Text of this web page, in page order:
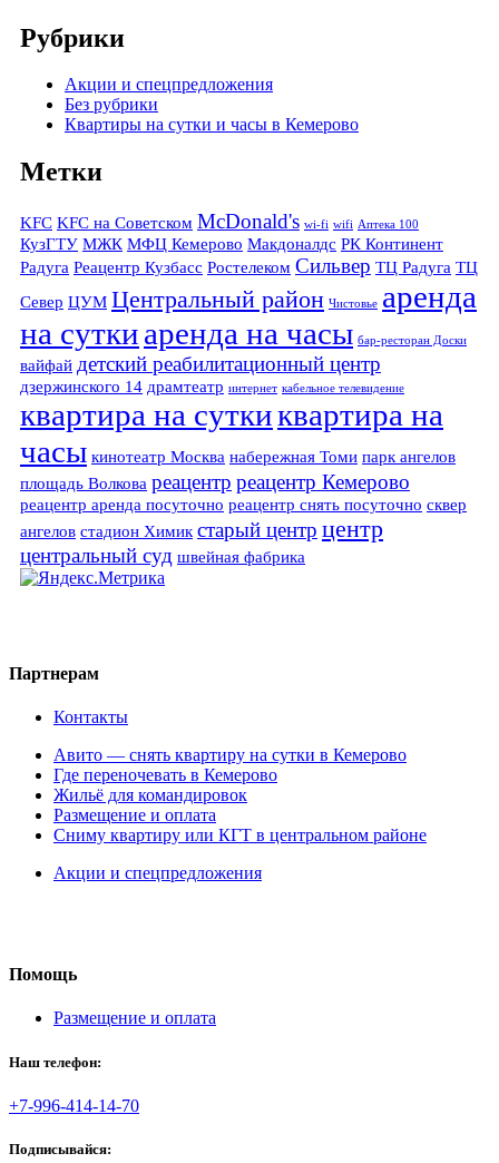
Рубрики
Акции и спецпредложения
Без рубрики
Квартиры на сутки и часы в Кемерово
Метки
KFC KFC на Советском McDonald's wi-fi wifi Аптека 100
КузГТУ МЖК МФЦ Кемерово Макдоналдс РК Континент
Радуга Реацентр Кузбасс Ростелеком Сильвер ТЦ Радуга ТЦ
Север ЦУМ Центральный район Чистовье аренда
на суткиаренда на часы бар-ресторан Доски
вайфай детский реабилитационный центр
дзержинского 14 драмтеатр интернет кабельное телевидение
квартира на суткиквартира на
часы кинотеатр Москва набережная Томи парк ангелов
площадь Волкова реацентр реацентр Кемерово
реацентр аренда посуточно реацентр снять посуточно сквер
ангелов стадион Химик старый центр центр
центральный суд швейная фабрика
Партнерам
Контакты
Авито — снять квартиру на сутки в Кемерово
Где переночевать в Кемерово
Жильё для командировок
Размещение и оплата
Сниму квартиру или КГТ в центральном районе
Акции и спецпредложения
Помощь
Размещение и оплата
Наш телефон:
+7-996-414-14-70
Подписывайся: